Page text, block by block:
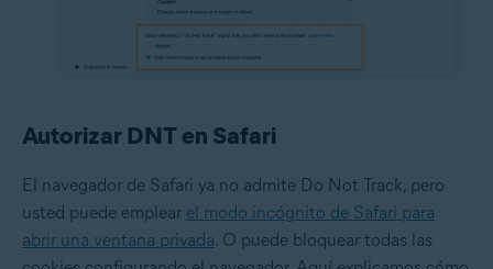
Autorizar DNT en Safari
El navegador de Safari ya no admite Do Not Track, pero
usted puede emplear el modo incógnito de Safari para
abrir una ventana privada. O puede bloquear todas las